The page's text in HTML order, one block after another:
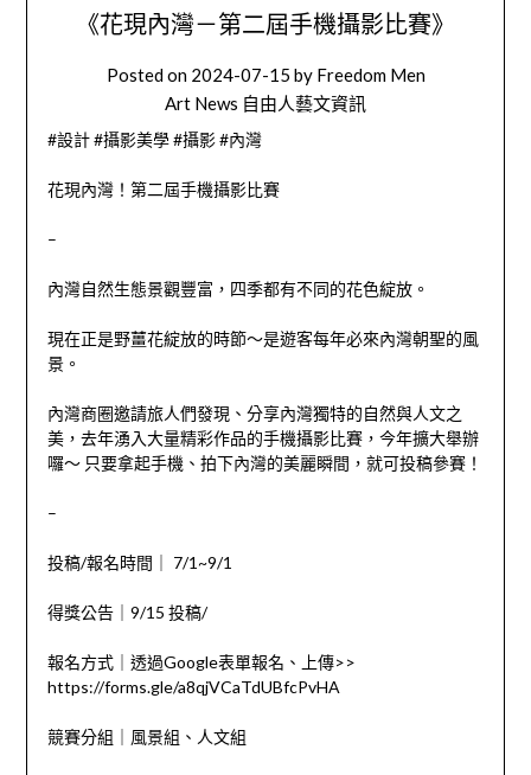
《花現內灣－第二屆手機攝影比賽》
Posted on 2024-07-15 by Freedom Men
Art News 自由人藝文資訊
#設計 #攝影美學 #攝影 #內灣
花現內灣！第二屆手機攝影比賽
–
內灣自然生態景觀豐富，四季都有不同的花色綻放。
現在正是野薑花綻放的時節～是遊客每年必來內灣朝聖的風
景。
內灣商圈邀請旅人們發現、分享內灣獨特的自然與人文之
美，去年湧入大量精彩作品的手機攝影比賽，今年擴大舉辦
囉～ 只要拿起手機、拍下內灣的美麗瞬間，就可投稿參賽！
–
投稿/報名時間｜ 7/1~9/1
得獎公告｜9/15 投稿/
報名方式｜透過Google表單報名、上傳>>
https://forms.gle/a8qjVCaTdUBfcPvHA
競賽分組｜風景組、人文組